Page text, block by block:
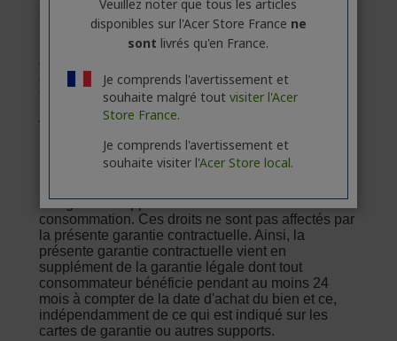
Veuillez noter que tous les articles
disponibles sur l'Acer Store France ne
sont livrés qu'en France.
Je comprends l'avertissement et
souhaite malgré tout visiter l'Acer
Store France.
Je comprends l'avertissement et
souhaite visiter l'Acer Store local.